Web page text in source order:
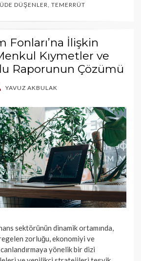
DÜŞENLER, TEMERRÜT
Fonları’na İlişkin
Kıymetler ve
Raporunun Çözümü
YAVUZ AKBULAK
sektörünün dinamik ortamında,
zorluğu, ekonomiyi ve
yönelik bir dizi